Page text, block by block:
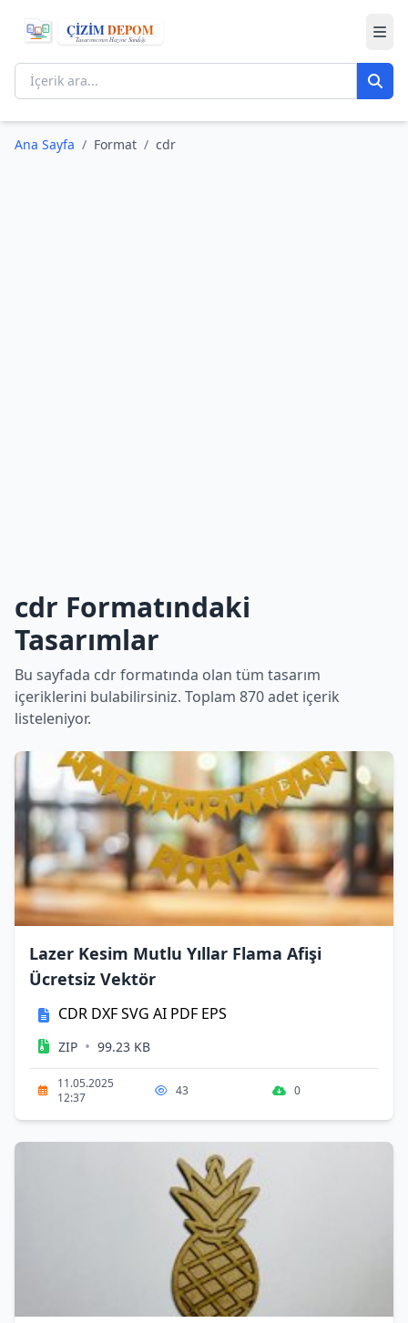
Ana Sayfa / Format / cdr
cdr Formatındaki
Tasarımlar
Bu sayfada cdr formatında olan tüm tasarım
içeriklerini bulabilirsiniz. Toplam 870 adet içerik
listeleniyor.
Lazer Kesim Mutlu Yıllar Flama Afişi
Ücretsiz Vektör
CDR DXFSVG AI PDF EPS
ZIP • 99.23 KB
11.05.2025
12:37
43 0